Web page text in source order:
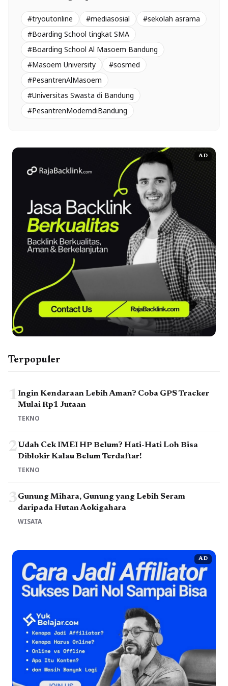
#tryoutonline #mediasosial
#sekolah asrama
#Boarding School tingkat SMA
#Boarding School Al Masoem Bandung
#Masoem University
#sosmed
#PesantrenAlMasoem
#Universitas Swasta di Bandung
#PesantrenModerndiBandung
AD
Terpopuler
1Ingin Kendaraan Lebih Aman? Coba GPS Tracker
Mulai Rp1 Jutaan
TEKNO
2Udah Cek IMEI HP Belum? Hati-Hati Loh Bisa
Diblokir Kalau Belum Terdaftar!
TEKNO
3Gunung Mihara, Gunung yang Lebih Seram
daripada Hutan Aokigahara
WISATA
AD